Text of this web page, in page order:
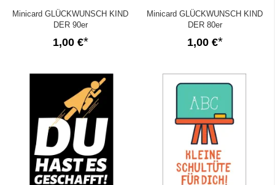
Minicard GLÜCKWUNSCH KIND
DER 90er
1,00 €
Minicard GLÜCKWUNSCH KIND
DER 80er
1,00 €